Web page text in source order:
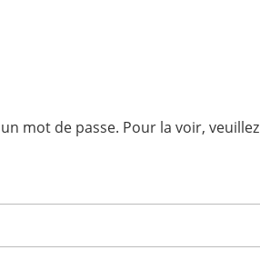
mot de passe. Pour la voir,